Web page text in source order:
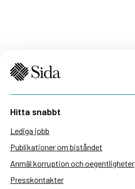
Hitta snabbt
Lediga jobb
Publikationer om biståndet
Anmäl korruption och oegentligheter
Presskontakter